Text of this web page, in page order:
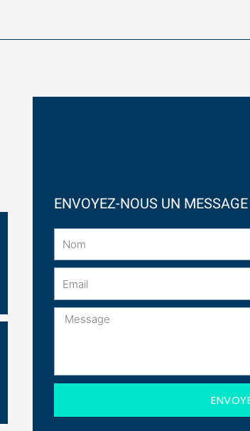
ENVOYEZ-NOUS UN MESSAGE
Nom
Email
Message